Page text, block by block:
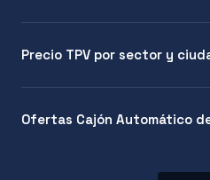
Precio TPV por sector y
Ofertas Cajón Automático